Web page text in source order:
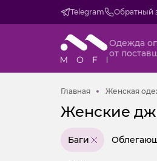
Telegram Обратный
Одежда
от
ГлавнаяГлавнаяЖенская
Женские
Баги